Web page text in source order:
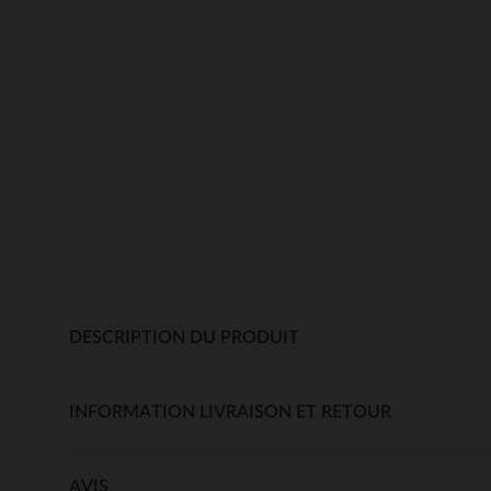
DESCRIPTION DU PRODUIT
INFORMATION LIVRAISON ET RETOUR
AVIS